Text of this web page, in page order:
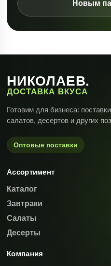
Новым
НИКОЛАЕВ.
ДОСТАВКА ВКУСА
Готовим для бизнеса:
салатов, десертов и других
Оптовые поставки
Ассортимент
Каталог
Завтраки
Салаты
Десерты
Компания